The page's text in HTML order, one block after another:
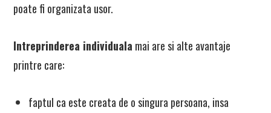
poate fi organizata usor.
Intreprinderea individuala mai are si alte avantaje
printre care:
faptul ca este creata de o singura persoana, insa